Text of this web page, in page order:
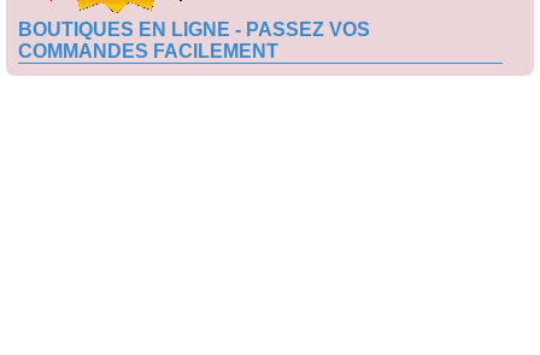
BOUTIQUES EN LIGNE - PASSEZ VOS
COMMANDES FACILEMENT